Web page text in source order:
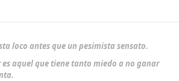
loco antes que un pesimista sensato.
aquel que tiene tanto miedo a no ganar